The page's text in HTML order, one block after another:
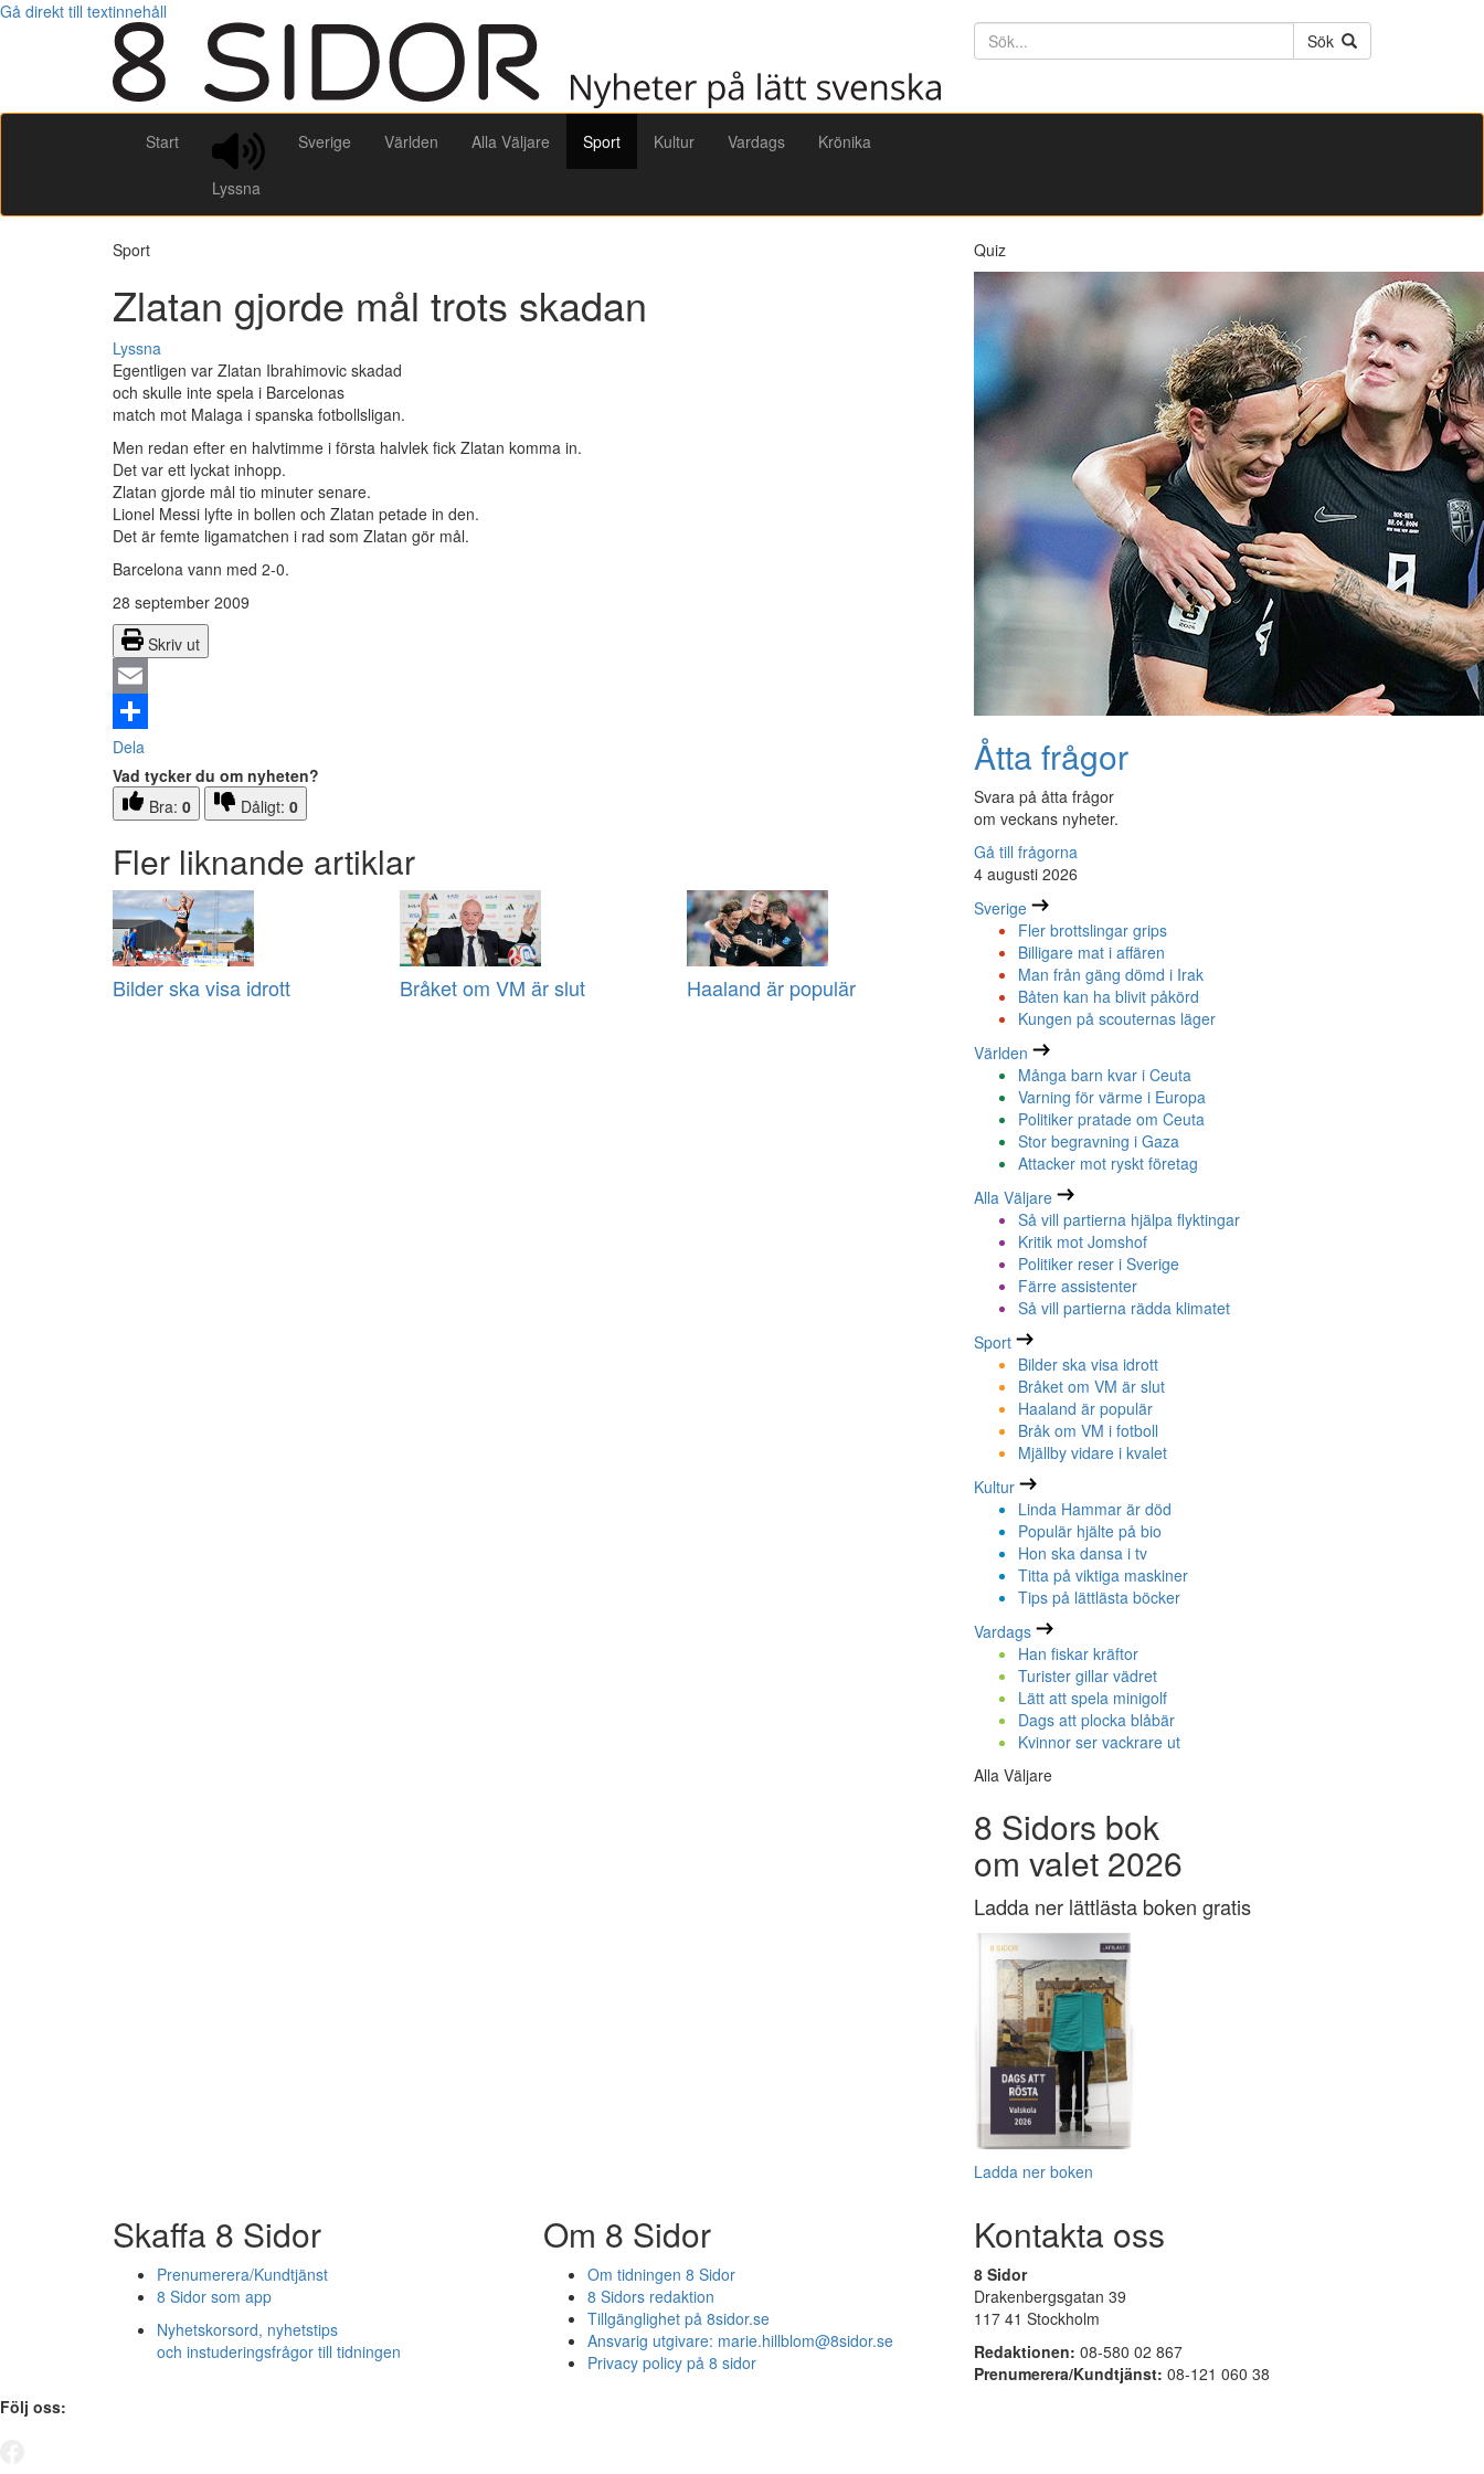
Gå direkt till textinnehåll
Söktext
Sök
Start
Lyssna
Sverige Världen Alla Väljare Sport Kultur Vardags Krönika
Sport
Zlatan gjorde mål trots skadan
Lyssna
Egentligen var Zlatan Ibrahimovic skadad
och skulle inte spela i Barcelonas
match mot Malaga i spanska fotbollsligan.
Men redan efter en halvtimme i första halvlek fick Zlatan komma in.
Det var ett lyckat inhopp.
Zlatan gjorde mål tio minuter senare.
Lionel Messi lyfte in bollen och Zlatan petade in den.
Det är femte ligamatchen i rad som Zlatan gör mål.
Barcelona vann med 2-0.
28 september 2009
Skriv ut
Email
Dela
Vad tycker du om nyheten?
Bra: 0 Dåligt: 0
Fler liknande artiklar
Bilder ska visa idrott Bråket om VM är slut Haaland är populär
Quiz
Åtta frågor
Svara på åtta frågor
om veckans nyheter.
Gå till frågorna
4 augusti 2026
Sverige
Fler brottslingar grips
Billigare mat i affären
Man från gäng dömd i Irak
Båten kan ha blivit påkörd
Kungen på scouternas läger
Världen
Många barn kvar i Ceuta
Varning för värme i Europa
Politiker pratade om Ceuta
Stor begravning i Gaza
Attacker mot ryskt företag
Alla Väljare
Så vill partierna hjälpa flyktingar
Kritik mot Jomshof
Politiker reser i Sverige
Färre assistenter
Så vill partierna rädda klimatet
Sport
Bilder ska visa idrott
Bråket om VM är slut
Haaland är populär
Bråk om VM i fotboll
Mjällby vidare i kvalet
Kultur
Linda Hammar är död
Populär hjälte på bio
Hon ska dansa i tv
Titta på viktiga maskiner
Tips på lättlästa böcker
Vardags
Han fiskar kräftor
Turister gillar vädret
Lätt att spela minigolf
Dags att plocka blåbär
Kvinnor ser vackrare ut
Alla Väljare
8 Sidors bok
om valet 2026
Ladda ner lättlästa boken gratis
Ladda ner boken
Skaffa 8 Sidor
Prenumerera/Kundtjänst
8 Sidor som app
Nyhetskorsord, nyhetstips
och instuderingsfrågor till tidningen
Om 8 Sidor
Om tidningen 8 Sidor
8 Sidors redaktion
Tillgänglighet på 8sidor.se
Ansvarig utgivare: marie.hillblom@8sidor.se
Privacy policy på 8 sidor
Kontakta oss
8 Sidor
Drakenbergsgatan 39
117 41 Stockholm
Redaktionen: 08-580 02 867
Prenumerera/Kundtjänst: 08-121 060 38
Följ oss: